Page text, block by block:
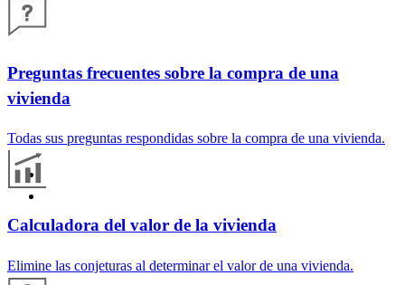
Preguntas frecuentes sobre la compra de una
vivienda
Todas sus preguntas respondidas sobre la compra de una vivienda.
Calculadora del valor de la vivienda
Elimine las conjeturas al determinar el valor de una vivienda.